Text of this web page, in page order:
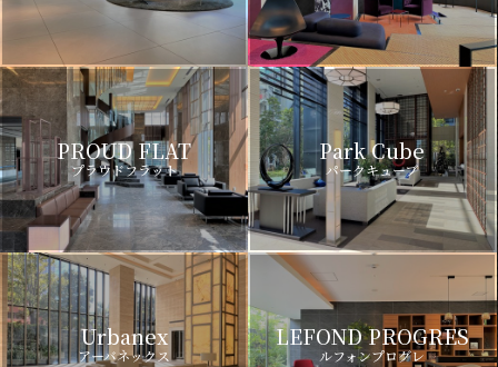
PROUD FLAT
プラウドフラット
Park Cube
パークキューブ
Urbanex
アーバネックス
LEFOND PROGRES
ルフォンプログレ